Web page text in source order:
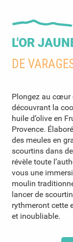
L'OR
DE
Plongez au cœur
découvrant la
huile d’olive en
Provence.
des meules en
scourtins dans
révèle toute
vous une
moulin
lancer de
rythmeront cette
et inoubliable.